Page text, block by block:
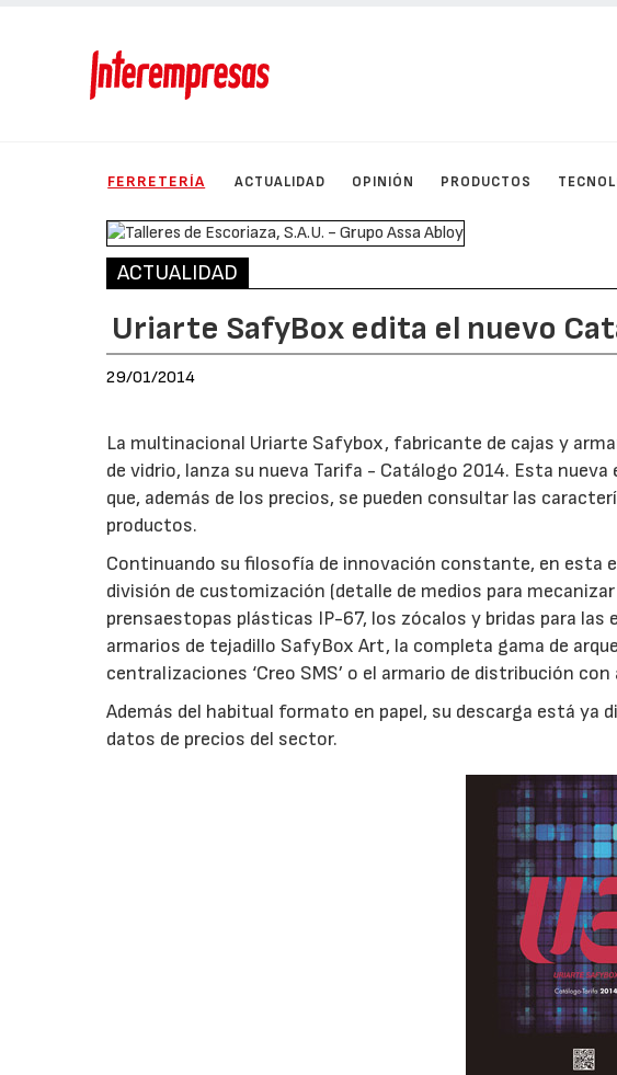
FERRETERÍA ACTUALIDAD OPINIÓN PRODUCTOS
ACTUALIDAD
Uriarte SafyBox edita el nuevo
29/01/2014
La multinacional Uriarte Safybox, fabricante de cajas y
de vidrio, lanza su nueva Tarifa - Catálogo 2014. Esta
que, además de los precios, se pueden consultar las
productos.
Continuando su filosofía de innovación constante, en esta
división de customización (detalle de medios para
prensaestopas plásticas IP-67, los zócalos y bridas para
armarios de tejadillo SafyBox Art, la completa gama de
centralizaciones ‘Creo SMS’ o el armario de distribución con
Además del habitual formato en papel, su descarga está ya
datos de precios del sector.